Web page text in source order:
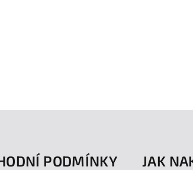
PODMÍNKY JAK